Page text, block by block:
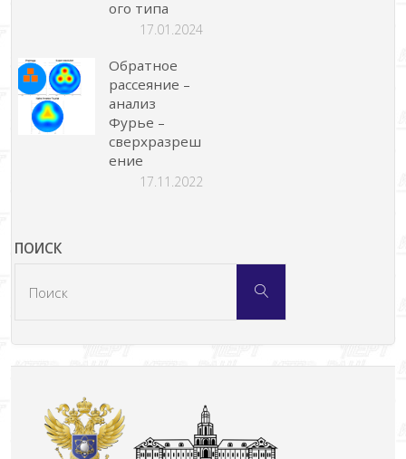
ого типа
17.01.2024
Обратное
рассеяние –
анализ
Фурье –
сверхразреш
ение
17.11.2022
ПОИСК
Поиск